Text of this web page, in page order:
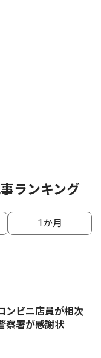
ランキング
1か月
ンビニ店員が相次
察署が感謝状